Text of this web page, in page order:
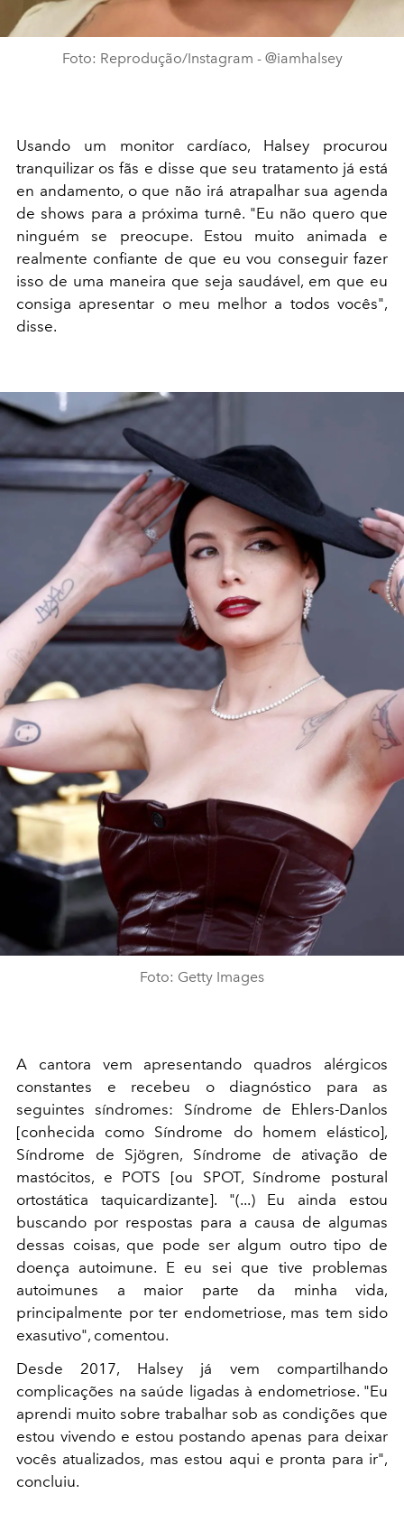
Foto: Reprodução/Instagram - @iamhalsey
Usando um monitor cardíaco, Halsey procurou
tranquilizar os fãs e disse que seu tratamento já está
en andamento, o que não irá atrapalhar sua agenda
de shows para a próxima turnê. "Eu não quero que
ninguém se preocupe. Estou muito animada e
realmente confiante de que eu vou conseguir fazer
isso de uma maneira que seja saudável, em que eu
consiga apresentar o meu melhor a todos vocês",
disse.
Foto: Getty Images
A cantora vem apresentando quadros alérgicos
constantes e recebeu o diagnóstico para as
seguintes síndromes: Síndrome de Ehlers-Danlos
[conhecida como Síndrome do homem elástico],
Síndrome de Sjögren, Síndrome de ativação de
mastócitos, e POTS [ou SPOT, Síndrome postural
ortostática taquicardizante]. "(...) Eu ainda estou
buscando por respostas para a causa de algumas
dessas coisas, que pode ser algum outro tipo de
doença autoimune. E eu sei que tive problemas
autoimunes a maior parte da minha vida,
principalmente por ter endometriose, mas tem sido
exasutivo", comentou.
Desde 2017, Halsey já vem compartilhando
complicações na saúde ligadas à endometriose. "Eu
aprendi muito sobre trabalhar sob as condições que
estou vivendo e estou postando apenas para deixar
vocês atualizados, mas estou aqui e pronta para ir",
concluiu.